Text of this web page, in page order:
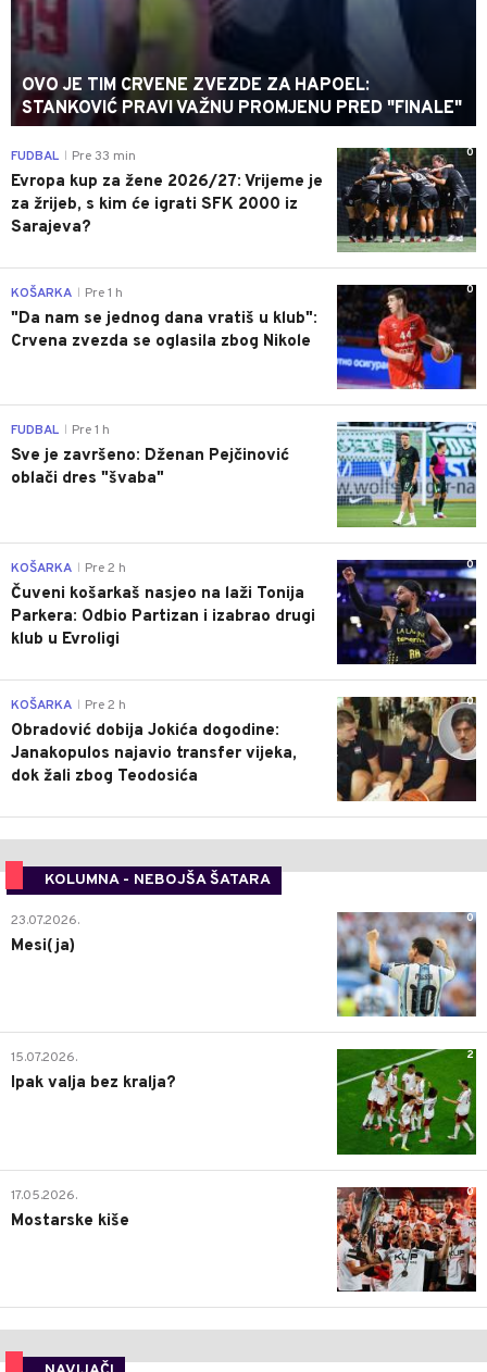
OVO JE TIM CRVENE ZVEZDE ZA HAPOEL:
STANKOVIĆ PRAVI VAŽNU PROMJENU PRED "FINALE"
0
FUDBAL Pre 33 min
Evropa kup za žene 2026/27: Vrijeme je
za žrijeb, s kim će igrati SFK 2000 iz
Sarajeva?
0
KOŠARKA Pre 1 h
"Da nam se jednog dana vratiš u klub":
Crvena zvezda se oglasila zbog Nikole
0
FUDBAL Pre 1 h
Sve je završeno: Dženan Pejčinović
oblači dres "švaba"
0
KOŠARKA Pre 2 h
Čuveni košarkaš nasjeo na laži Tonija
Parkera: Odbio Partizan i izabrao drugi
klub u Evroligi
0
KOŠARKA Pre 2 h
Obradović dobija Jokića dogodine:
Janakopulos najavio transfer vijeka,
dok žali zbog Teodosića
KOLUMNA - NEBOJŠA ŠATARA
0
23.07.2026.
Mesi(ja)
2
15.07.2026.
Ipak valja bez kralja?
0
17.05.2026.
Mostarske kiše